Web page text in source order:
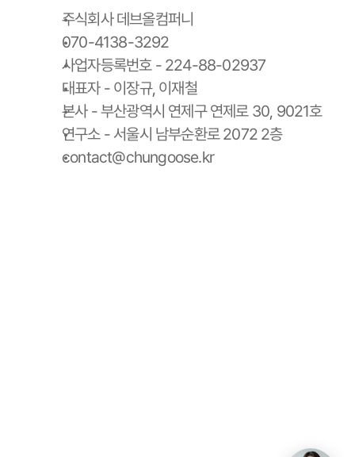
주식회사 데브올컴퍼니
070-4138-3292
사업자등록번호 - 224-88-02937
대표자 - 이장규, 이재철
본사 - 부산광역시 연제구 연제로 30, 9021호
연구소 - 서울시 남부순환로 2072 2층
contact@chungoose.kr